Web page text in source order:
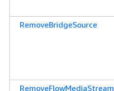
RemoveBridgeSource
RemoveFlowMediaStream